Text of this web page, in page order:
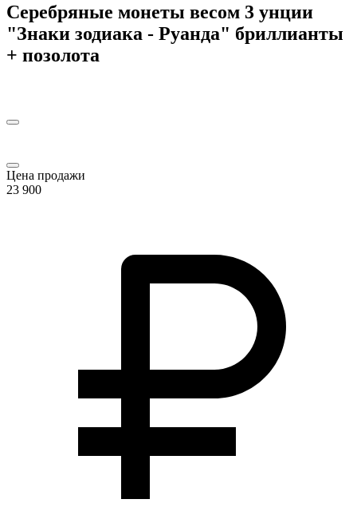
Серебряные монеты весом 3 унции
"Знаки зодиака - Руанда" бриллианты
+ позолота
Цена продажи
23 900